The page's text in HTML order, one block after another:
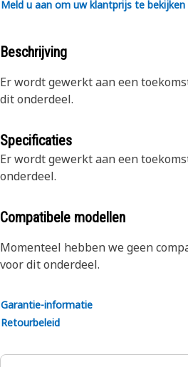
Meld u aan om uw klantprijs te bekijken
Beschrijving
Er wordt gewerkt aan een
dit onderdeel.
Specificaties
Er wordt gewerkt aan een
onderdeel.
Compatibele modellen
Momenteel hebben we geen
voor dit onderdeel.
Garantie-informatie
Retourbeleid